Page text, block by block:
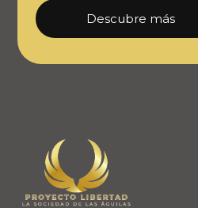
Descubre más